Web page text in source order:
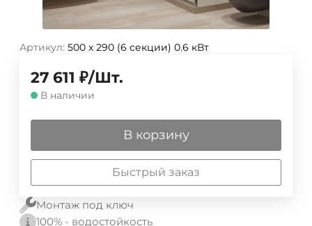
Артикул: 500 х 290 (6 секции) 0.6 кВт
27 611 ₽/Шт.
В наличии
В корзину
Быстрый заказ
Монтаж под ключ
100% - водостойкость